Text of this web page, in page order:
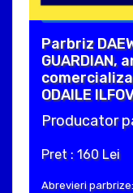
Parbriz
GUARDIAN,
ODAILE
Producator
Pret : 160 Lei
Abrevieri parbrize: